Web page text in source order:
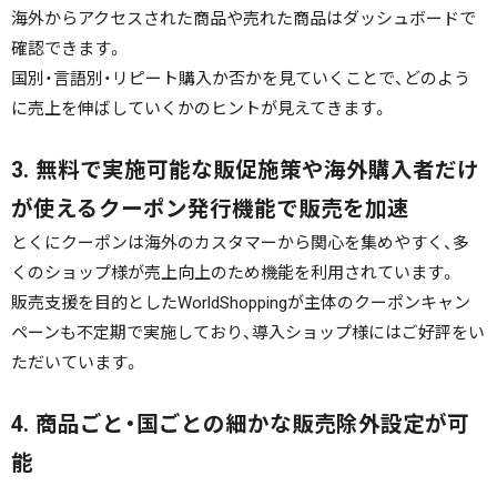
海外からアクセスされた商品や売れた商品はダッシュボードで
確認できます。
国別・言語別・リピート購入か否かを見ていくことで、どのよう
に売上を伸ばしていくかのヒントが見えてきます。
3. 無料で実施可能な販促施策や海外購入者だけ
が使えるクーポン発行機能で販売を加速
とくにクーポンは海外のカスタマーから関心を集めやすく、多
くのショップ様が売上向上のため機能を利用されています。
販売支援を目的としたWorldShoppingが主体のクーポンキャン
ペーンも不定期で実施しており、導入ショップ様にはご好評をい
ただいています。
4. 商品ごと・国ごとの細かな販売除外設定が可
能